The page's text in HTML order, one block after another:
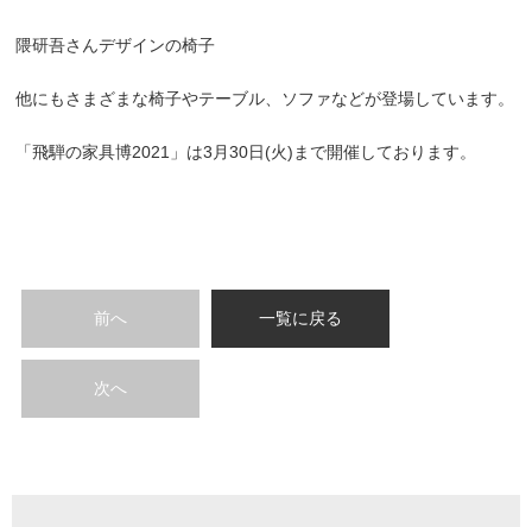
隈研吾さんデザインの椅子
他にもさまざまな椅子やテーブル、ソファなどが登場しています。
「飛騨の家具博2021」は3月30日(火)まで開催しております。
前へ 一覧に戻る
次へ